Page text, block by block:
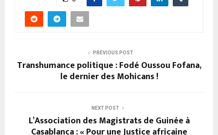
PREVIOUS POST
Transhumance politique : Fodé Oussou Fofana,
le dernier des Mohicans !
NEXT POST
L’Association des Magistrats de Guinée à
Casablanca : « Pour une Justice africaine